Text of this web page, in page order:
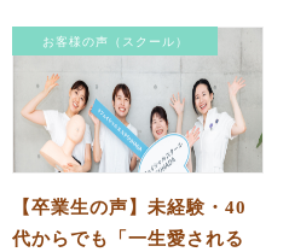
お客様の声（スクール）
【卒業生の声】未経験・40
代からでも「一生愛される